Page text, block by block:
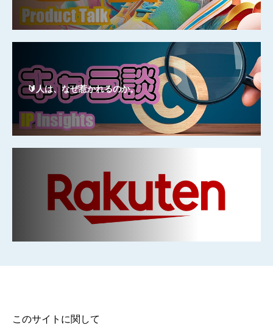
🔰人は、なぜ惹かれるのか。
このサイトに関して